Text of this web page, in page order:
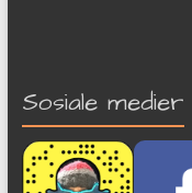
Sosiale medier